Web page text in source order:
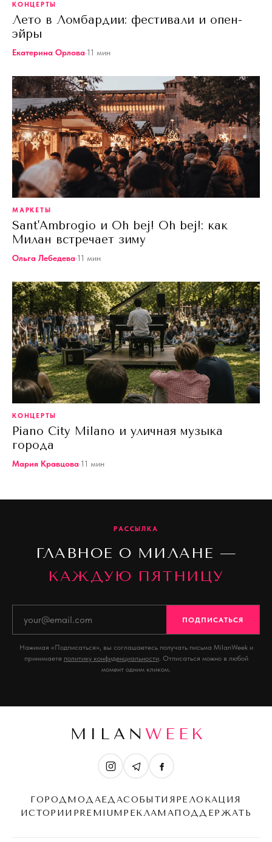
КОНЦЕРТЫ
Лето в Ломбардии: фестивали и опен-
эйры
Екатерина Орлова·11 мин
МАРКЕТЫ
Sant'Ambrogio и Oh bej! Oh bej!: как
Милан встречает зиму
Ольга Лебедева·11 мин
КОНЦЕРТЫ
Piano City Milano и уличная музыка
города
Мария Кравцова·11 мин
РАССЫЛКА
ГЛАВНОЕ О МИЛАНЕ —
КАЖДУЮ ПЯТНИЦУ
ПОДПИСАТЬСЯ
Нажимая «Подписаться», вы соглашаетесь получать письма MilanWeek и
принимаете политику конфиденциальности. Отписаться можно в любой
момент одним кликом.
MILAN WEEK
ГОРОДМОДАЕДАСОБЫТИЯ РЕЛОКАЦИЯ
ИСТОРИИ PREMIUM РЕКЛАМАПОДДЕРЖАТЬ